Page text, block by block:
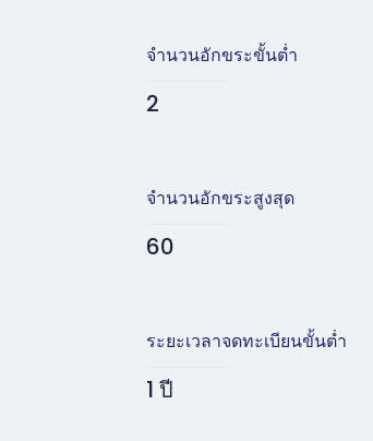
จำนวนอักขระขั้นต่ำ
2
จำนวนอักขระสูงสุด
60
ระยะเวลาจดทะเบียนขั้นต่ำ
1 ปี